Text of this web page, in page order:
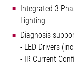
Integrated 3-
Lighting
Diagnosis
- LED Drivers
- IR Current